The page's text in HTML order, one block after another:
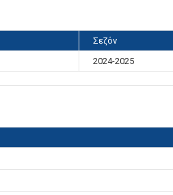
Σεζόν
2024-2025